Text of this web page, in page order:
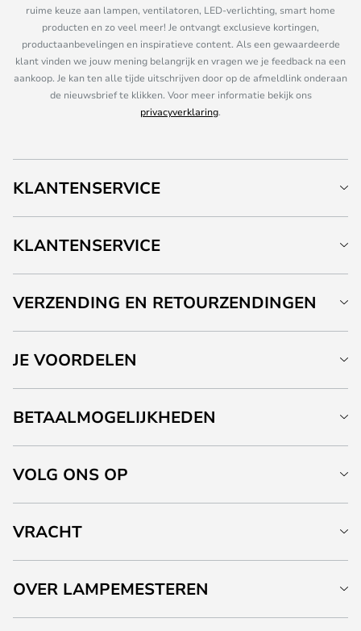
ruime keuze aan lampen, ventilatoren, LED-verlichting, smart home
producten en zo veel meer! Je ontvangt exclusieve kortingen,
productaanbevelingen en inspiratieve content. Als een gewaardeerde
klant vinden we jouw mening belangrijk en vragen we je feedback na een
aankoop. Je kan ten alle tijde uitschrijven door op de afmeldlink onderaan
de nieuwsbrief te klikken. Voor meer informatie bekijk ons
privacyverklaring.
KLANTENSERVICE
KLANTENSERVICE
VERZENDING EN RETOURZENDINGEN
JE VOORDELEN
BETAALMOGELIJKHEDEN
VOLG ONS OP
VRACHT
OVER LAMPEMESTEREN